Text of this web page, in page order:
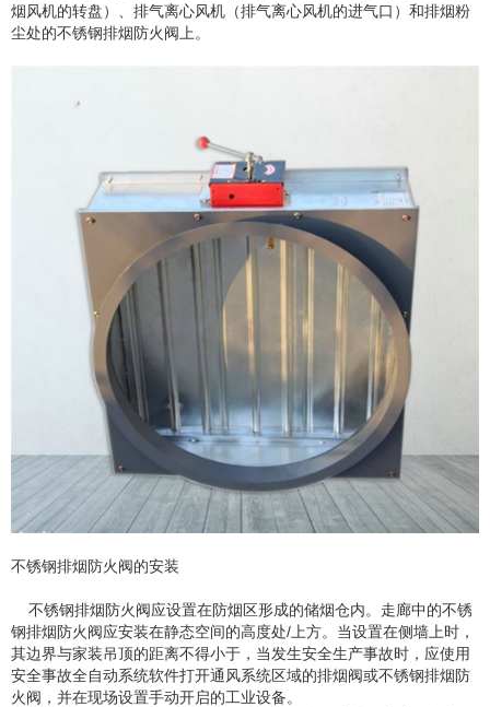
烟风机的转盘）、排气离心风机（排气离心风机的进气口）和排烟粉
尘处的不锈钢排烟防火阀上。
不锈钢排烟防火阀的安装
不锈钢排烟防火阀应设置在防烟区形成的储烟仓内。走廊中的不锈
钢排烟防火阀应安装在静态空间的高度处/上方。当设置在侧墙上时，
其边界与家装吊顶的距离不得小于，当发生安全生产事故时，应使用
安全事故全自动系统软件打开通风系统区域的排烟阀或不锈钢排烟防
火阀，并在现场设置手动开启的工业设备。